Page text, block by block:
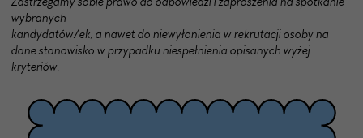
wybranych
kandydatów/ek, a nawet do niewyłonienia w rekrutacji osoby na
dane stanowisko w przypadku niespełnienia opisanych wyżej
kryteriów.